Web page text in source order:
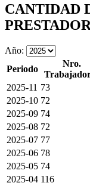
CANTIDAD
Año:
Periodo
Nro.
2025-11 73
2025-10 72
2025-09 74
2025-08 72
2025-07 77
2025-06 78
2025-05 74
2025-04 116